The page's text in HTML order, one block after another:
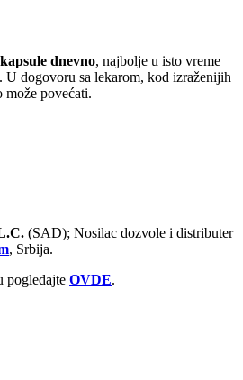
dnevno, najbolje u isto vreme
U dogovoru sa lekarom, kod izraženijih
može povećati.
(SAD); Nosilac dozvole i distributer
, Srbija.
pogledajte OVDE.